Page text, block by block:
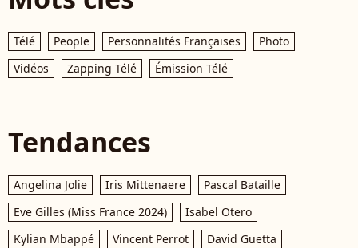
Télé People Personnalités Françaises
Photo
Vidéos
Zapping Télé Émission Télé
Tendances
Angelina Jolie Iris Mittenaere
Pascal Bataille
Eve Gilles (Miss France 2024)
Isabel Otero
Kylian Mbappé
Vincent Perrot David Guetta